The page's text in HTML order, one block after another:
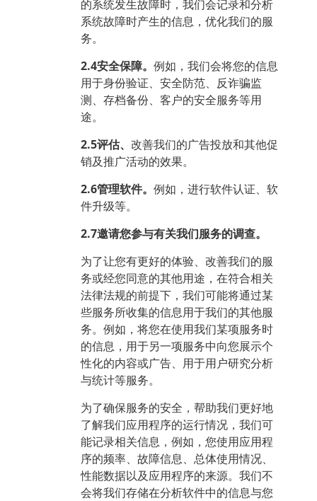
的系统发生故障时，我们会记录和分析
系统故障时产生的信息，优化我们的服
务。
2.4安全保障。 例如，我们会将您的信息
用于身份验证、安全防范、反诈骗监
测、存档备份、客户的安全服务等用
途。
2.5评估、 改善我们的广告投放和其他促
销及推广活动的效果。
2.6管理软件。 例如，进行软件认证、软
件升级等。
2.7邀请您参与有关我们服务的调查。
为了让您有更好的体验、改善我们的服
务或经您同意的其他用途，在符合相关
法律法规的前提下，我们可能将通过某
些服务所收集的信息用于我们的其他服
务。例如，将您在使用我们某项服务时
的信息，用于另一项服务中向您展示个
性化的内容或广告、用于用户研究分析
与统计等服务。
为了确保服务的安全，帮助我们更好地
了解我们应用程序的运行情况，我们可
能记录相关信息，例如，您使用应用程
序的频率、故障信息、总体使用情况、
性能数据以及应用程序的来源。我们不
会将我们存储在分析软件中的信息与您